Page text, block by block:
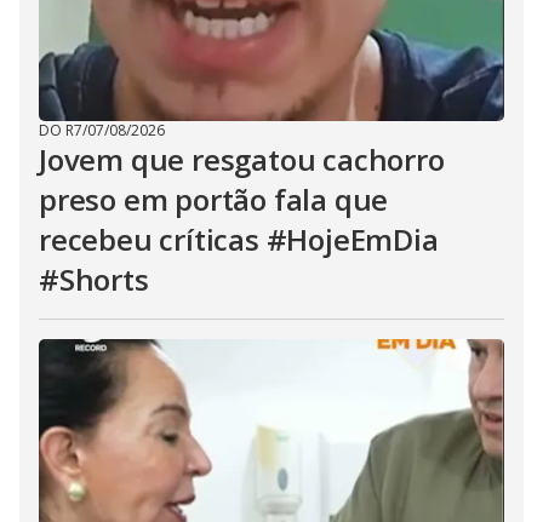
DO R7/07/08/2026
Jovem que resgatou cachorro
preso em portão fala que
recebeu críticas #HojeEmDia
#Shorts